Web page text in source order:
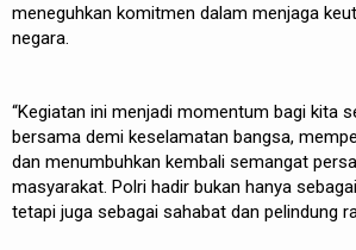
meneguhkan komitmen dalam menjaga
negara.
“Kegiatan ini menjadi momentum bagi kita
bersama demi keselamatan bangsa,
dan menumbuhkan kembali semangat
masyarakat. Polri hadir bukan hanya
tetapi juga sebagai sahabat dan pelindung